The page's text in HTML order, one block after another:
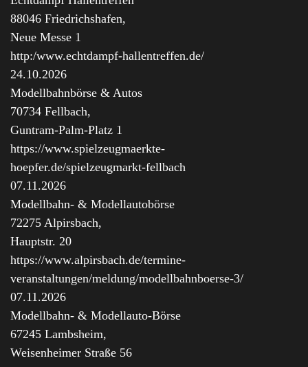
88046 Friedrichshafen,
Neue Messe 1
http:/www.echtdampf-hallentreffen.de/
24.10.2026
Modellbahnbörse & Autos
70734 Fellbach,
Guntram-Palm-Platz 1
https://www.spielzeugmaerkte-
hoepfer.de/spielzeugmarkt-fellbach
07.11.2026
Modellbahn- & Modellautobörse
72275 Alpirsbach,
Hauptstr. 20
https://www.alpirsbach.de/termine-
veranstaltungen/meldung/modellbahnboerse-3/
07.11.2026
Modellbahn- & Modellauto-Börse
67245 Lambsheim,
Weisenheimer Straße 56